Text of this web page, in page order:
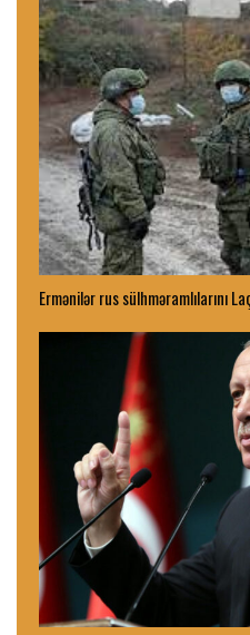
Ermənilər rus sülhməramlılarını